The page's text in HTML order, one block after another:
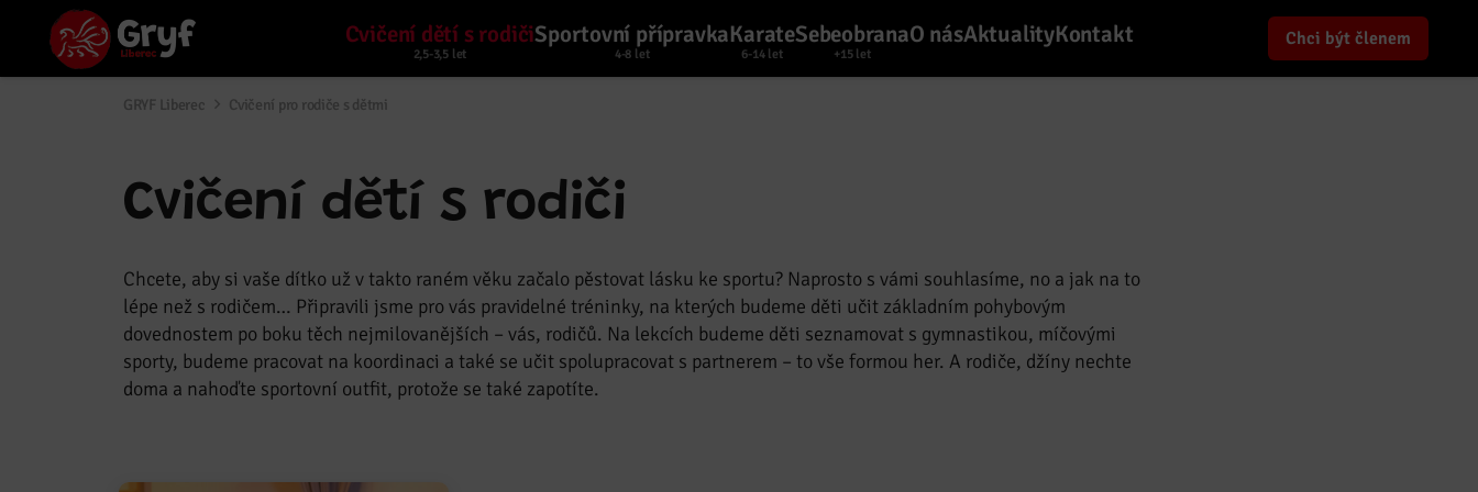
Cvičení dětí s rodičiSportovní přípravkaKarateSebeobranaO násAktualityKontakt Chci být členem
GRYF Liberec Cvičení pro rodiče s dětmi
Cvičení dětí s rodiči
Chcete, aby si vaše dítko už v takto raném věku začalo pěstovat lásku ke sportu? Naprosto s vámi souhlasíme, no a jak na to
lépe než s rodičem… Připravili jsme pro vás pravidelné tréninky, na kterých budeme děti učit základním pohybovým
dovednostem po boku těch nejmilovanějších – vás, rodičů. Na lekcích budeme děti seznamovat s gymnastikou, míčovými
sporty, budeme pracovat na koordinaci a také se učit spolupracovat s partnerem – to vše formou her. A rodiče, džíny nechte
doma a nahoďte sportovní outfit, protože se také zapotíte.